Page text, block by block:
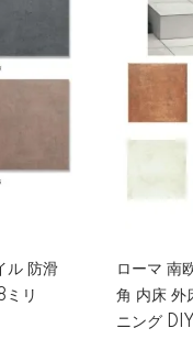
ル 防滑
リ
ローマ 南
角 内床 外
ニング